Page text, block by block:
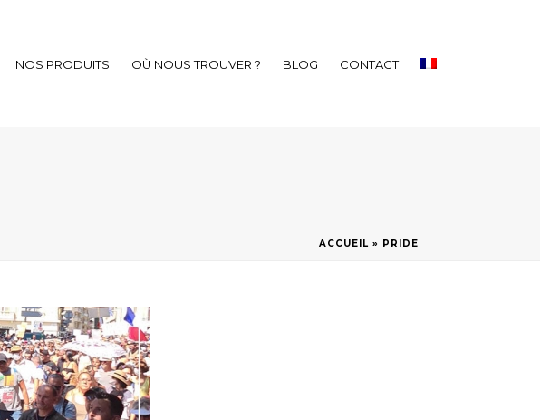
NOS PRODUITS OÙ NOUS TROUVER ? BLOG CONTACT
ACCUEIL » PRIDE